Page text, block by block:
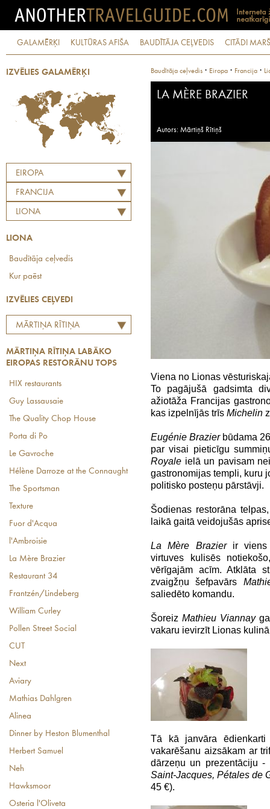
GALAMĒRĶI KULTŪRAS AFIŠA BAUDĪTĀJA CEĻVEDIS CITĀDI
IZVĒLIES GALAMĒRĶI
EIROPA
FRANCIJA
LIONA
LIONA
Baudītāja ceļvedis
Kur paēst
IZVĒLIES CEĻVEDI
MĀRTIŅA RĪTIŅA
RESTORĀNU TOPS
MĀRTIŅA RĪTIŅA LABĀKO
EIROPAS RESTORĀNU TOPS
HIX restaurants
Guy Lassausaie
The Quality Chop House
Porta di Po
Le Gavroche
Hélène Darroze at the Connaught
The Sportsman
Texture
Fuor d'Acqua
l'Ambroisie
La Mère Brazier
Restaurant 34
Frantzén/Lindeberg
William Curley
Pollen Street Social
CUT
Next
Aviary
Mathias Dahlgren
Alinea
Dinner by Heston Blumenthal
Herbert Samuel
Neh
Hawksmoor
Osteria l'Oliveta
Baudītāja ceļvedis · Eiropa · Francija ·
LA MÈRE BRAZIER
Autors: Mārtiņš Rītiņš
Viena no Lionas
To pagājušā gadsimta
ažiotāža Francijas
kas izpelnījās trīs Michelin
Eugénie Brazierbūdama
par visai pieticīgu
Royale ielā un pavisam
gastronomijas templi, kuru
politisko posteņu pārstāvji.
Šodienas restorāna
laikā gaitā veidojušās
La Mère Brazierir viens
virtuves kulisēs
vērīgajām acīm. Atklāta
zvaigžņu šefpavārs
saliedēto komandu.
Šoreiz Mathieu Viannay
vakaru ievirzīt Lionas
Tā kā janvāra
vakarēšanu aizsākam ar
dārzeņu un prezentāciju
Saint-Jacques, Pétales de
45 €).